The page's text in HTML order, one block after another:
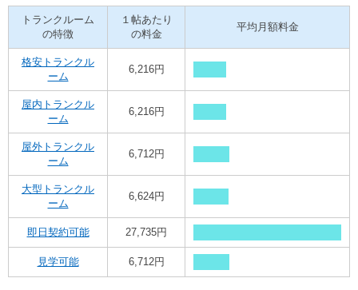
トランクルーム
の特徴
１帖あたり
の料金
平均月額料金
格安トランクル
ーム
6,216円
屋内トランクル
ーム
6,216円
屋外トランクル
ーム
6,712円
大型トランクル
ーム
6,624円
即日契約可能 27,735円
見学可能 6,712円